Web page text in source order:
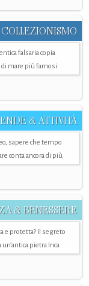
falsaria copia
di mare più famosi
& ATTIVITÀ
sapere che tempo
conta ancora di più
& BENESSERE
e protetta? Il segreto
un’antica pietra Inca